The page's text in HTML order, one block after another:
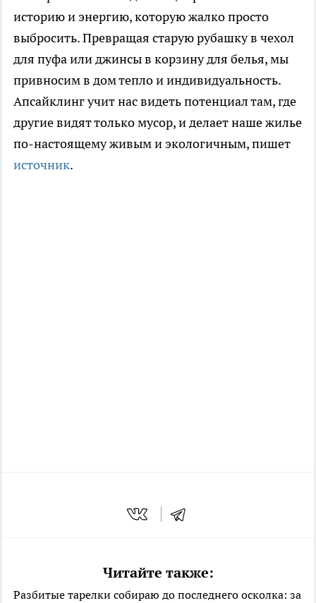
историю и энергию, которую жалко просто
выбросить. Превращая старую рубашку в чехол
для пуфа или джинсы в корзину для белья, мы
привносим в дом тепло и индивидуальность.
Апсайклинг учит нас видеть потенциал там, где
другие видят только мусор, и делает наше жилье
по-настоящему живым и экологичным, пишет
источник.
Читайте также:
Разбитые тарелки собираю до последнего осколка: за